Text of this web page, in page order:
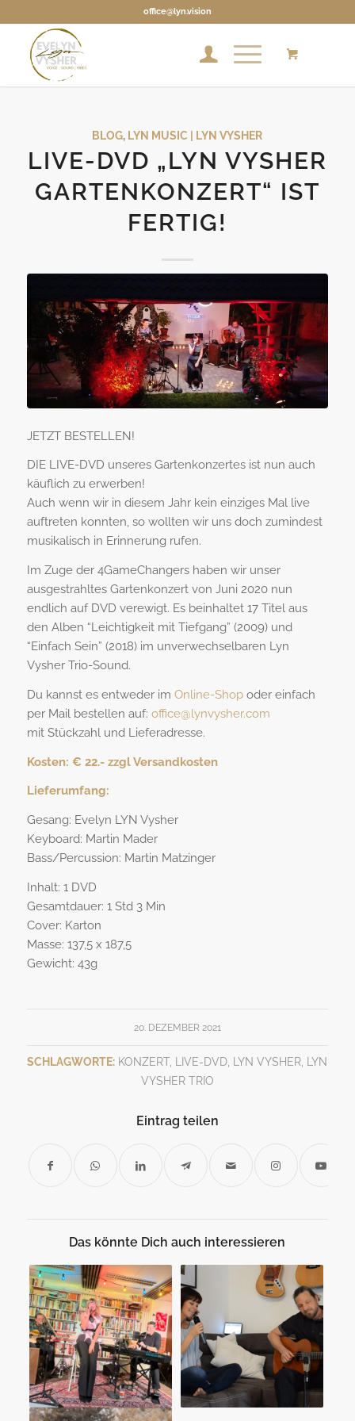
office@lyn.vision
BLOG, LYN MUSIC | LYN VYSHER
LIVE-DVD „LYN VYSHER
GARTENKONZERT“ IST
FERTIG!
JETZT BESTELLEN!
DIE LIVE-DVD unseres Gartenkonzertes ist nun auch
käuflich zu erwerben!
Auch wenn wir in diesem Jahr kein einziges Mal live
auftreten konnten, so wollten wir uns doch zumindest
musikalisch in Erinnerung rufen.
Im Zuge der 4GameChangers haben wir unser
ausgestrahltes Gartenkonzert von Juni 2020 nun
endlich auf DVD verewigt. Es beinhaltet 17 Titel aus
den Alben “Leichtigkeit mit Tiefgang” (2009) und
“Einfach Sein” (2018) im unverwechselbaren Lyn
Vysher Trio-Sound.
Du kannst es entweder im Online-Shopoder einfach
per Mail bestellen auf: office@lynvysher.com
mit Stückzahl und Lieferadresse.
Kosten: € 22.- zzgl Versandkosten
Lieferumfang:
Gesang: Evelyn LYN Vysher
Keyboard: Martin Mader
Bass/Percussion: Martin Matzinger
Inhalt: 1 DVD
Gesamtdauer: 1 Std 3 Min
Cover: Karton
Masse: 137,5 x 187,5
Gewicht: 43g
20. DEZEMBER 2021
SCHLAGWORTE: KONZERT, LIVE-DVD LYN VYSHER LYN
VYSHER TRIO
Eintrag teilen
Das könnte Dich auch interessieren